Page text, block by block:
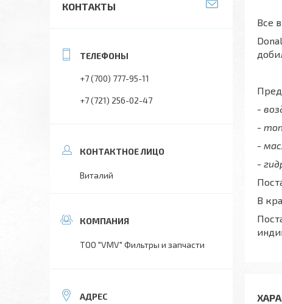
Все
-
-
-
-
В
КОНТАКТЫ
+7 (700) 777-95-11
+7 (721) 256-02-47
Виталий
ТОО "VMV" Фильтры и запчасти